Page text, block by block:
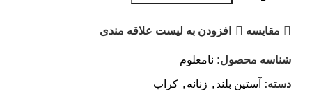
مقایسه افزودن به لیست علاقه مندی
شناسه محصول: نامعلوم
دسته: آستین بلند , زنانه , کراپ